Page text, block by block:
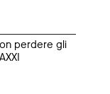
perdere gli